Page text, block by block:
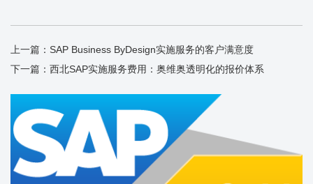
上一篇： SAP Business ByDesign实施服务的客户满意度
下一篇： 西北SAP实施服务费用：奥维奥透明化的报价体系